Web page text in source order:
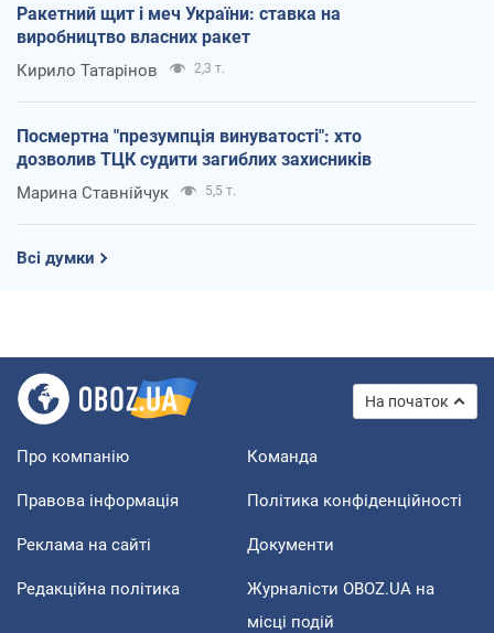
Ракетний щит і меч України: ставка на
виробництво власних ракет
Кирило Татарінов 2,3 т.
Посмертна "презумпція винуватості": хто
дозволив ТЦК судити загиблих захисників
Марина Ставнійчук 5,5 т.
Всі думки
На початок
Про компанію Команда
Правова інформація Політика конфіденційності
Реклама на сайті Документи
Редакційна політика
Журналісти OBOZ.UA на
місці подій